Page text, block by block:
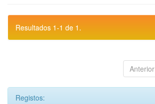
Resultados 1-1 de 1.
Anterior
Registos: